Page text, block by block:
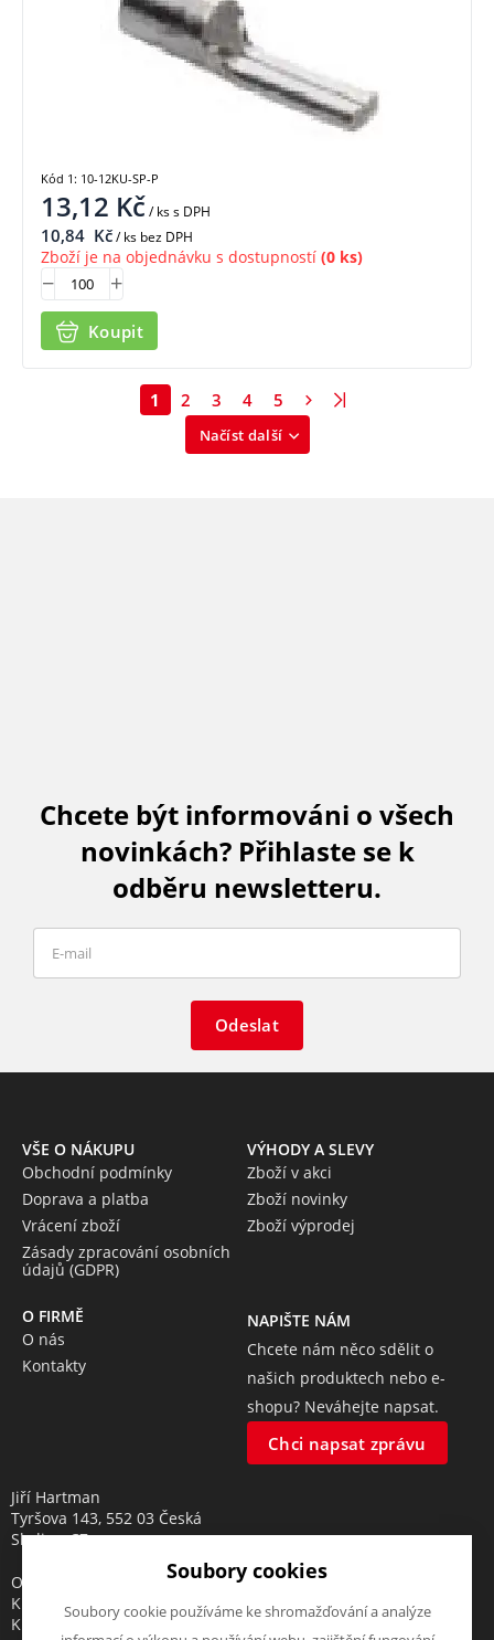
13,12 Kč/ kss DPH
10,84 Kč/ ks bez DPH
Zboží je na objednávku s dostupností (0 ks)
Koupit
Kód 1: 10-12KU-SP-P
Načíst další
1 2 3 4 5
Chcete být informováni o všech
novinkách? Přihlaste se k
odběru newsletteru.
Odeslat
VŠE O NÁKUPU
Obchodní podmínky
Doprava a platba
Vrácení zboží
Zásady zpracování osobních
údajů (GDPR)
VÝHODY A SLEVY
Zboží v akci
Zboží novinky
Zboží výprodej
O FIRMĚ
O nás
Kontakty
NAPIŠTE NÁM
Chcete nám něco sdělit o
našich produktech nebo e-
shopu? Neváhejte napsat.
Chci napsat zprávu
Jiří Hartman
Tyršova 143, 552 03 Česká
Skalice, CZ
Obchodní rejstřík vedený u
Krajského soudu v Hradci
Králové, oddíl A, vložka 18553
Soubory cookies
Soubory cookie používáme ke shromažďování a analýze